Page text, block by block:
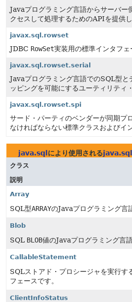
Javaプログラミング言語からサーバー
クセスして処理するためのAPIを提供し
javax.sql.rowset
JDBC RowSet実装用の標準インタフェ
javax.sql.rowset.serial
Javaプログラミング言語でのSQL型と
ッピングを可能にするユーティリティ
javax.sql.rowset.spi
サード・パーティのベンダーが同期プ
なければならない標準クラスおよびイ
java.sql により使用されるjava.sql
クラス
説明
Array
SQL型ARRAYのJavaプログラミング言
Blob
SQL BLOB値のJavaプログラミング言
CallableStatement
SQLストアド・プロシージャを実行す
フェースです。
ClientInfoStatus